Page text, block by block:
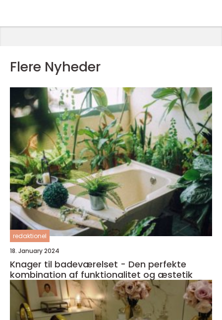
Flere Nyheder
redaktionel
18. January 2024
Knager til badeværelset - Den perfekte
kombination af funktionalitet og æstetik